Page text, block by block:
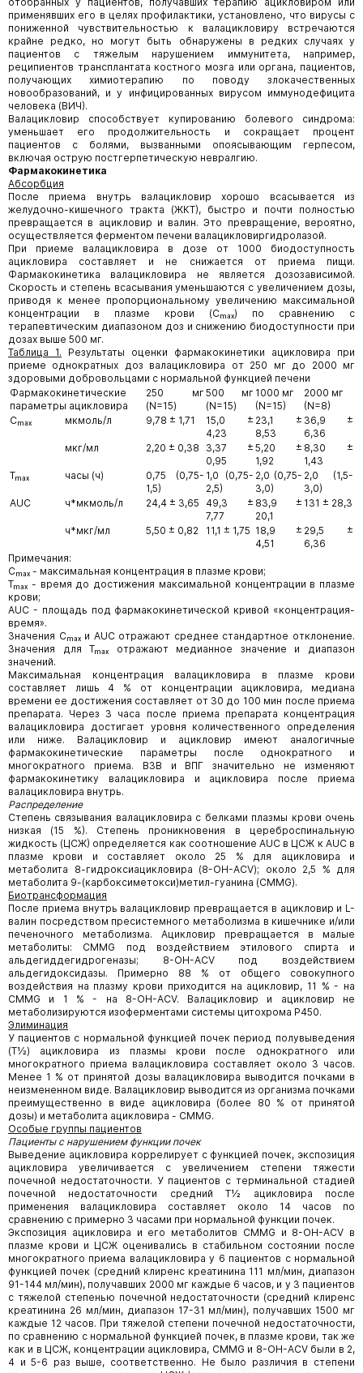
применявших его в целях профилактики, установлено, что вирусы с
пониженной чувствительностью к валацикловиру встречаются
крайне редко, но могут быть обнаружены в редких случаях у
пациентов с тяжелым нарушением иммунитета, например,
реципиентов трансплантата костного мозга или органа, пациентов,
получающих химиотерапию по поводу злокачественных
новообразований, и у инфицированных вирусом иммунодефицита
человека (ВИЧ).
Валацикловир способствует купированию болевого синдрома:
уменьшает его продолжительность и сокращает процент
пациентов с болями, вызванными опоясывающим герпесом,
включая острую постгерпетическую невралгию.
Фармакокинетика
Абсорбция
После приема внутрь валацикловир хорошо всасывается из
желудочно-кишечного тракта (ЖКТ), быстро и почти полностью
превращается в ацикловир и валин. Это превращение, вероятно,
осуществляется ферментом печени валацикловиргидролазой.
При приеме валацикловира в дозе от 1000 биодоступность
ацикловира составляет и не снижается от приема пищи.
Фармакокинетика валацикловира не является дозозависимой.
Скорость и степень всасывания уменьшаются с увеличением дозы,
приводя к менее пропорциональному увеличению максимальной
концентрации в плазме крови (Сₘₐₓ) по сравнению с
терапевтическим диапазоном доз и снижению биодоступности при
дозах выше 500 мг.
Таблица 1. Результаты оценки фармакокинетики ацикловира при
приеме однократных доз валацикловира от 250 мг до 2000 мг
здоровыми добровольцами с нормальной функцией печени
Фармакокинетические
параметры ацикловира
250 мг
(N=15)
500 мг
(N=15)
1000 мг
(N=15)
2000 мг
(N=8)
Cₘₐₓ
мкмоль/л 9,78 ± 1,71
15,0 ±
4,23
23,1 ±
8,53
36,9 ±
6,36
мкг/мл
2,20 ± 0,38
3,37 ±
0,95
5,20 ±
1,92
8,30 ±
1,43
Tₘₐₓ
часы (ч)
0,75 (0,75-
1,5)
1,0 (0,75-
2,5)
2,0 (0,75-
3,0)
2,0 (1,5-
3,0)
AUC
ч*мкмоль/л 24,4 ± 3,65
49,3 ±
7,77
83,9 ±
20,1
131 ± 28,3
ч*мкг/мл 5,50 ± 0,82 11,1 ± 1,75 18,9 ±
4,51
29,5 ±
6,36
Примечания:
Сₘₐₓ - максимальная концентрация в плазме крови;
Tₘₐₓ - время до достижения максимальной концентрации в плазме
крови;
AUC - площадь под фармакокинетической кривой «концентрация-
время».
Значения Сₘₐₓ и AUC отражают среднее стандартное отклонение.
Значения для Tₘₐₓ отражают медианное значение и диапазон
значений.
Максимальная концентрация валацикловира в плазме крови
составляет лишь 4 % от концентрации ацикловира, медиана
времени ее достижения составляет от 30 до 100 мин после приема
препарата. Через 3 часа после приема препарата концентрация
валацикловира достигает уровня количественного определения
или ниже. Валацикловир и ацикловир имеют аналогичные
фармакокинетические параметры после однократного и
многократного приема. ВЗВ и ВПГ значительно не изменяют
фармакокинетику валацикловира и ацикловира после приема
валацикловира внутрь.
Распределение
Степень связывания валацикловира с белками плазмы крови очень
низкая (15 %). Степень проникновения в цереброспинальную
жидкость (ЦСЖ) определяется как соотношение AUC в ЦСЖ к AUC в
плазме крови и составляет около 25 % для ацикловира и
метаболита 8-гидроксиацикловира (8-OH-ACV); около 2,5 % для
метаболита 9-(карбоксиметокси)метил-гуанина (CMMG).
Биотрансформация
После приема внутрь валацикловир превращается в ацикловир и L-
валин посредством пресистемного метаболизма в кишечнике и/или
печеночного метаболизма. Ацикловир превращается в малые
метаболиты: CMMG под воздействием этилового спирта и
альдегиддегидрогеназы; 8-OH-ACV под воздействием
альдегидоксидазы. Примерно 88 % от общего совокупного
воздействия на плазму крови приходится на ацикловир, 11 % - на
CMMG и 1 % - на 8-OH-ACV. Валацикловир и ацикловир не
метаболизируются изоферментами системы цитохрома P450.
Элиминация
У пациентов с нормальной функцией почек период полувыведения
(T½) ацикловира из плазмы крови после однократного или
многократного приема валацикловира составляет около 3 часов.
Менее 1 % от принятой дозы валацикловира выводится почками в
неизмененном виде. Валацикловир выводится из организма почками
преимущественно в виде ацикловира (более 80 % от принятой
дозы) и метаболита ацикловира - CMMG.
Особые группы пациентов
Пациенты с нарушением функции почек
Выведение ацикловира коррелирует с функцией почек, экспозиция
ацикловира увеличивается с увеличением степени тяжести
почечной недостаточности. У пациентов с терминальной стадией
почечной недостаточности средний T½ ацикловира после
применения валацикловира составляет около 14 часов по
сравнению с примерно 3 часами при нормальной функции почек.
Экспозиция ацикловира и его метаболитов CMMG и 8-OH-ACV в
плазме крови и ЦСЖ оценивались в стабильном состоянии после
многократного приема валацикловира у 6 пациентов с нормальной
функцией почек (средний клиренс креатинина 111 мл/мин, диапазон
91-144 мл/мин), получавших 2000 мг каждые 6 часов, и у 3 пациентов
с тяжелой степенью почечной недостаточности (средний клиренс
креатинина 26 мл/мин, диапазон 17-31 мл/мин), получавших 1500 мг
каждые 12 часов. При тяжелой степени почечной недостаточности,
по сравнению с нормальной функцией почек, в плазме крови, так же
как и в ЦСЖ, концентрации ацикловира, CMMG и 8-OH-ACV были в 2,
4 и 5-6 раз выше, соответственно. Не было различия в степени